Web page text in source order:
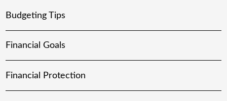
Budgeting Tips
Financial Goals
Financial Protection